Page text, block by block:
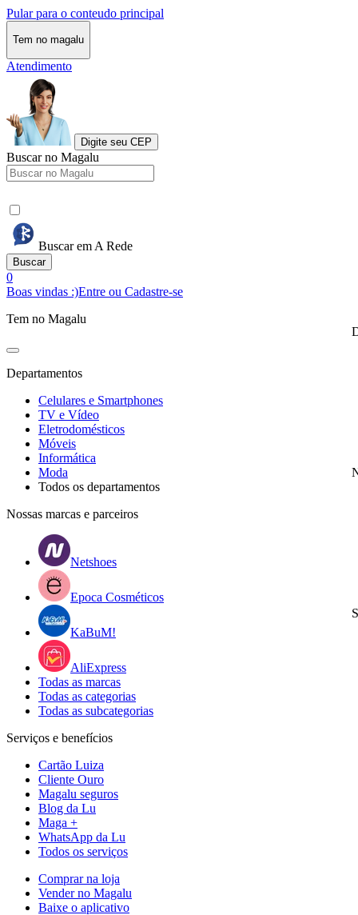
Pular para o conteudo principal
Tem no magalu
Atendimento
Digite seu CEP
Buscar no Magalu
Buscar em A Rede
Buscar
0
Boas vindas :)Entre ou Cadastre-se
Tem no Magalu
Departamentos
Celulares e Smartphones
TV e Vídeo
Eletrodomésticos
Móveis
Informática
Moda
Todos os departamentos
Nossas marcas e parceiros
Netshoes
Epoca Cosméticos
KaBuM!
AliExpress
Todas as marcas
Todas as categorias
Todas as subcategorias
Serviços e benefícios
Cartão Luiza
Cliente Ouro
Magalu seguros
Blog da Lu
Maga +
WhatsApp da Lu
Todos os serviços
Comprar na loja
Vender no Magalu
Baixe o aplicativo